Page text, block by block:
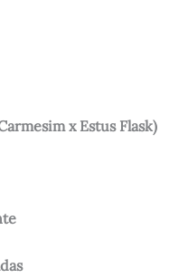
x Estus Flask)